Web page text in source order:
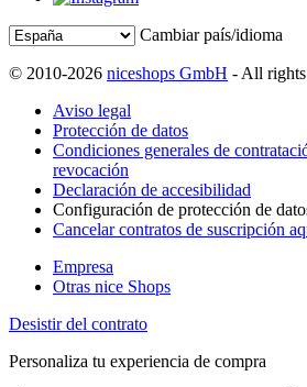
Cambiar país/idioma
© 2010-2026 niceshops GmbH - All rights
Aviso legal
Protección de datos
Condiciones generales de
revocación
Declaración de accesibilidad
Configuración de protección de
Cancelar contratos de suscripción
Empresa
Otras nice Shops
Desistir del contrato
Personaliza tu experiencia de compra